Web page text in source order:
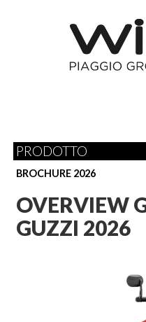
PRODOTTO
BROCHURE 2026
OVERVIEW
GUZZI 2026